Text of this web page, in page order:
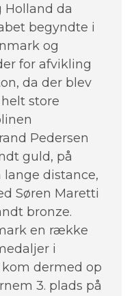
da
begyndte i
og
for afvikling
da der blev
store
Pedersen
guld, på
distance,
Søren Maretti
bronze.
en række
i
dermed op
3. plads på